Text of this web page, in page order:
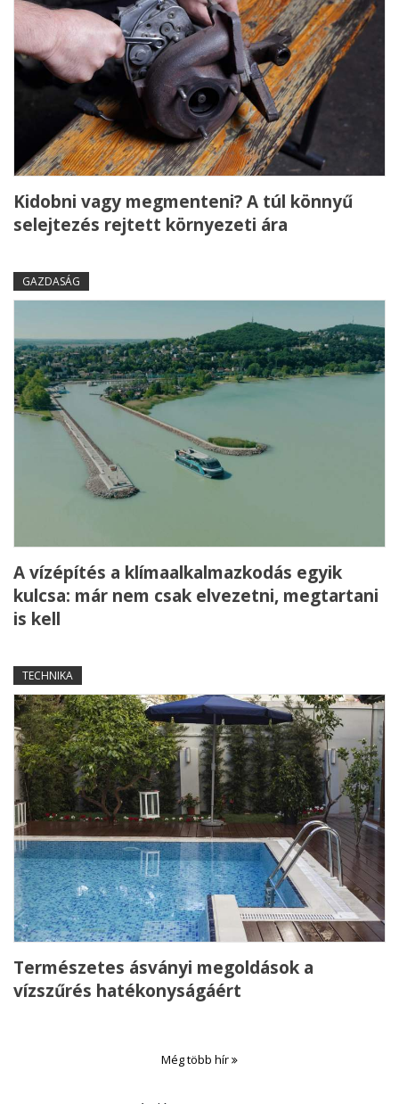
Kidobni vagy megmenteni? A túl könnyű
selejtezés rejtett környezeti ára
GAZDASÁG
A vízépítés a klímaalkalmazkodás egyik
kulcsa: már nem csak elvezetni, megtartani
is kell
TECHNIKA
Természetes ásványi megoldások a
vízszűrés hatékonyságáért
Még több hír